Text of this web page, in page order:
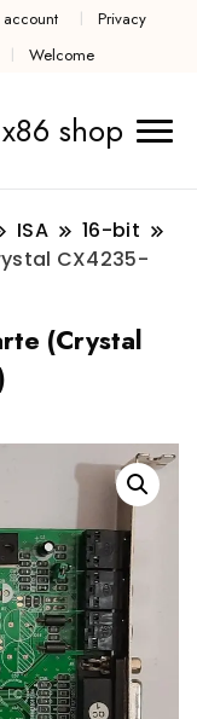
Privacy
Welcome
shop
ISA
16-bit
CX4235-
(Crystal